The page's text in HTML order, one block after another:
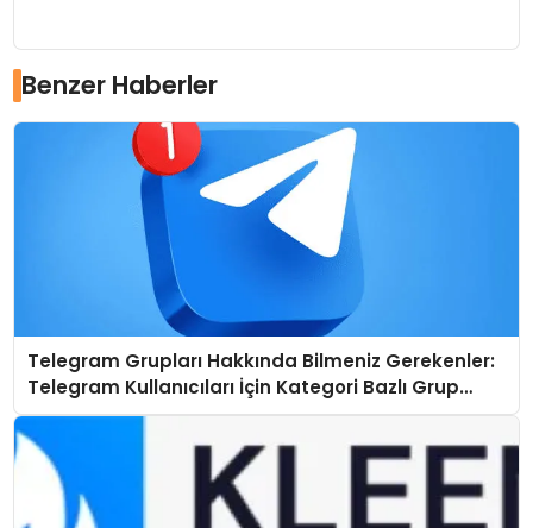
Benzer Haberler
Telegram Grupları Hakkında Bilmeniz Gerekenler:
Telegram Kullanıcıları İçin Kategori Bazlı Grup
Rehberi